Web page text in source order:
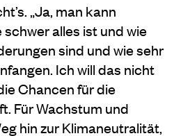
„Ja, man kann
alles ist und wie
sind und wie sehr
Ich will das nicht
Chancen für die
Für Wachstum und
hin zur Klimaneutralität,